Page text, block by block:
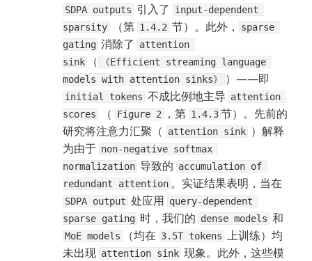
SDPA outputs 引入了
input-dependent
sparsity
（第 1.4.2 节）。此外，
sparse
gating 消除了
attention
sink
（
《Efficient streaming language
models with attention sinks》
）——即
initial tokens 不成比例地主导 attention
scores
（ Figure 2 ，第 1.4.3节）。先前的
研究将注意力汇聚（
attention sink ）解释
为由于 non-negative softmax
normalization 导致的 accumulation of
redundant attention 。实证结果表明，当在
SDPA output 处应用 query-dependent
sparse gating 时，我们的 dense models
MoE models （均在 3.5T tokens 上训练）均
未出现 attention sink 现象。此外，这些模